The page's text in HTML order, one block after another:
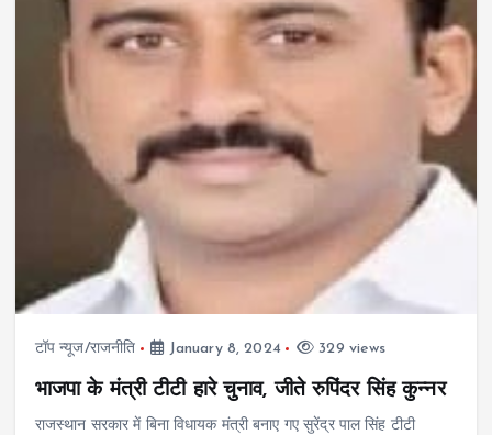
टॉप न्यूज/राजनीति January 8, 2024 329 views
भाजपा के मंत्री टीटी हारे चुनाव, जीते रुपिंदर सिंह कुन्नर
राजस्थान सरकार में बिना विधायक मंत्री बनाए गए सुरेंद्र पाल सिंह टीटी